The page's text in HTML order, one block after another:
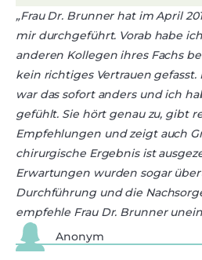
„Frau Dr. Brunner hat im April
mir durchgeführt. Vorab habe
anderen Kollegen ihres Fachs
kein richtiges Vertrauen gefasst.
war das sofort anders und ich
gefühlt. Sie hört genau zu, gibt
Empfehlungen und zeigt auch
chirurgische Ergebnis ist
Erwartungen wurden sogar
Durchführung und die
empfehle Frau Dr. Brunner
Anonym